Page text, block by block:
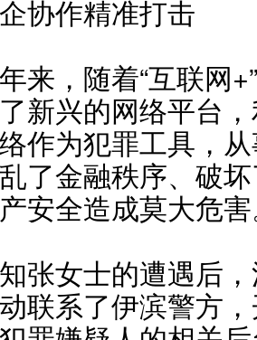
作精准打击
，随着“互联网
新兴的网络平台
作为犯罪工具，
了金融秩序、破
安全造成莫大危
女士的遭遇后，
联系了伊滨警方